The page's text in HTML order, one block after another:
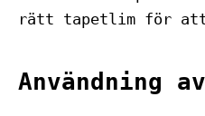
rätt tapetlim för
Användning